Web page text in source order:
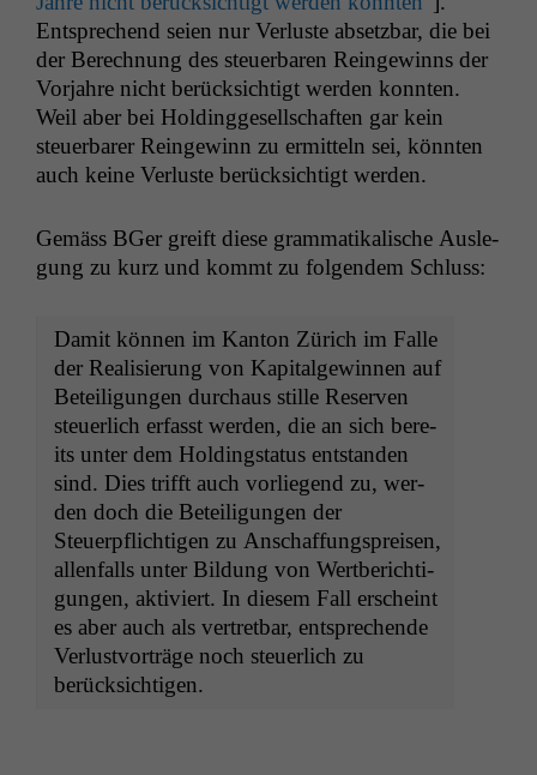
Entsprechend seien nur Ver­luste abset­zbar, die bei
der Berech­nung des steuer­baren Reingewinns der
Vor­jahre nicht berück­sichtigt wer­den kon­nten.
Weil aber bei Hold­ingge­sellschaften gar kein
steuer­bar­er Reingewinn zu ermit­teln sei, kön­nten
auch keine Ver­luste berück­sichtigt werden.
Gemäss BGer greift diese gram­matikalis­che Ausle­
gung zu kurz und kommt zu fol­gen­dem Schluss:
Damit kön­nen im Kan­ton Zürich im Falle
der Real­isierung von Kap­i­tal­gewin­nen auf
Beteili­gun­gen dur­chaus stille Reser­ven
steuer­lich erfasst wer­den, die an sich bere­
its unter dem Hold­ingsta­tus ent­standen
sind. Dies trifft auch vor­liegend zu, wer­
den doch die Beteili­gun­gen der
Steuerpflichti­gen zu Anschaf­fung­spreisen,
allen­falls unter Bil­dung von Wert­berich­ti­
gun­gen, aktiviert. In diesem Fall erscheint
es aber auch als vertret­bar, entsprechende
Ver­lustvorträge noch steuer­lich zu
berücksichtigen.